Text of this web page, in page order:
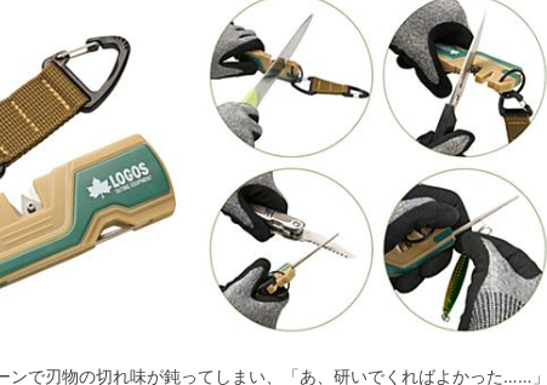
ンで刃物の切れ味が鈍ってしまい、「あ、研いでくればよかった……」